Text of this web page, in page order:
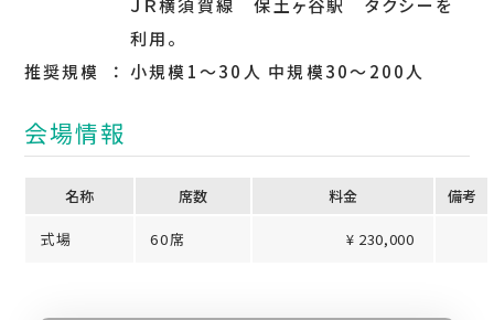
ＪＲ横須賀線 保土ヶ谷駅 タクシーを
利用。
推奨規模
小規模1～30人 中規模30～200人
会場情報
名称 席数 料⾦ 備考
式場 60席 ¥ 230,000